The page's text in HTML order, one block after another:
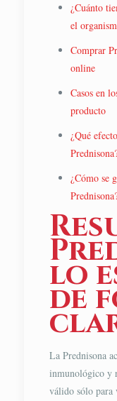
¿Cuánto
el
Comprar
online
Casos en
producto
¿Qué
¿Cómo se
lo
de
La Prednisona
inmunológico y
válido sólo para